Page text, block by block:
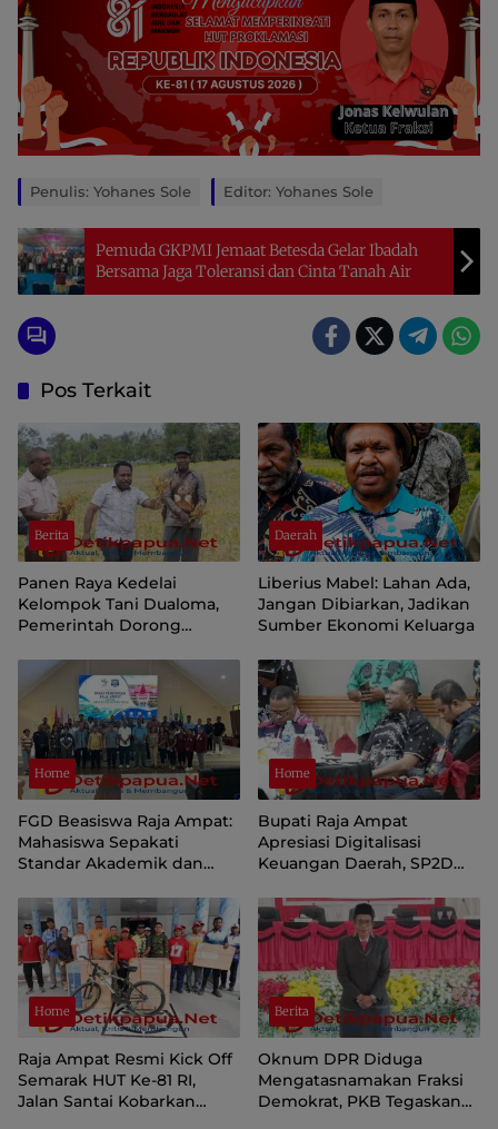
Penulis: Yohanes Sole Editor: Yohanes Sole
Pemuda GKPMI Jemaat Betesda Gelar Ibadah
Bersama Jaga Toleransi dan Cinta Tanah Air
Pos Terkait
Berita
Panen Raya Kedelai
Kelompok Tani Dualoma,
Pemerintah Dorong
Kembali ke Kebun
Daerah
Liberius Mabel: Lahan Ada,
Jangan Dibiarkan, Jadikan
Sumber Ekonomi Keluarga
Home
FGD Beasiswa Raja Ampat:
Mahasiswa Sepakati
Standar Akademik dan
Home
Bupati Raja Ampat
Apresiasi Digitalisasi
Keuangan Daerah, SP2D
Perkuat Tata Kelola APBD
Home
Raja Ampat Resmi Kick Off
Semarak HUT Ke-81 RI,
Jalan Santai Kobarkan
Berita
Oknum DPR Diduga
Mengatasnamakan Fraksi
Demokrat, PKB Tegaskan